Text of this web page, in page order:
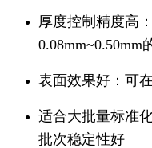
厚度控制精度高
0.08mm~0.50mm
表面效果好：可
适合大批量标准
批次稳定性好